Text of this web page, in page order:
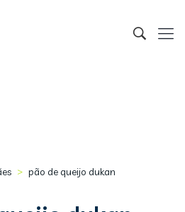
> pão de queijo dukan